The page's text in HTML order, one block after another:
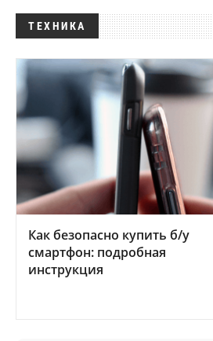
ТЕХНИКА
Как безопасно купить б/у
смартфон: подробная
инструкция